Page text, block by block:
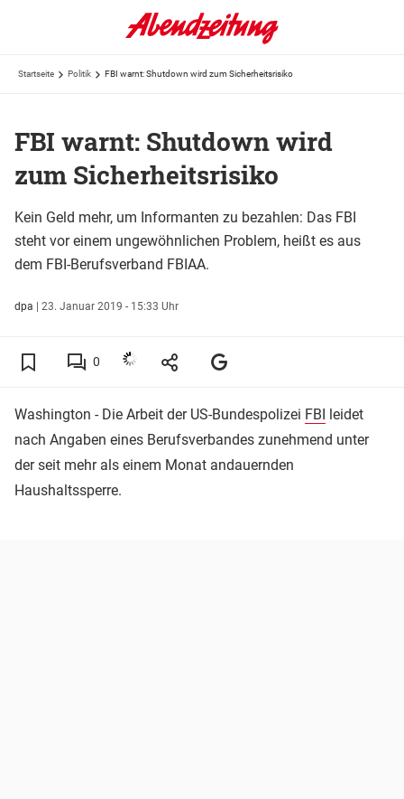
Startseite Politik FBI warnt: Shutdown wird zum Sicherheitsrisiko
FBI warnt: Shutdown wird
zum Sicherheitsrisiko
Kein Geld mehr, um Informanten zu bezahlen: Das FBI
steht vor einem ungewöhnlichen Problem, heißt es aus
dem FBI-Berufsverband FBIAA.
dpa | 23. Januar 2019 - 15:33 Uhr
0
Washington - Die Arbeit der US-Bundespolizei FBI leidet
nach Angaben eines Berufsverbandes zunehmend unter
der seit mehr als einem Monat andauernden
Haushaltssperre.